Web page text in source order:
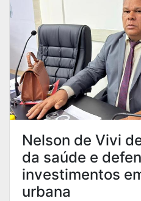
Nelson de Vivi
da saúde e
investimentos
urbana